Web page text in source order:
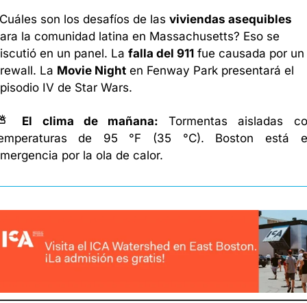
son los desafíos de las viviendas asequibles
la comunidad latina en Massachusetts? Eso se
en un panel. La falla del 911 fue causada por un
La Movie Night en Fenway Park presentará el
IV de Star Wars.
El clima de mañana: Tormentas aisladas
de 95 °F (35 °C). Boston está
por la ola de calor.